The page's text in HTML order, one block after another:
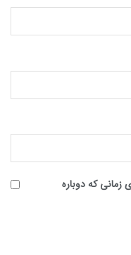
زمانی که دوباره